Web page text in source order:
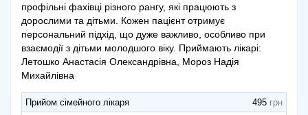
профільні фахівці різного рангу, які працюють з
дорослими та дітьми. Кожен пацієнт отримує
персональний підхід, що дуже важливо, особливо при
взаємодії з дітьми молодшого віку. Приймають лікарі:
Летошко Анастасія Олександрівна, Мороз Надія
Михайлівна
Прийом сімейного лікаря
495